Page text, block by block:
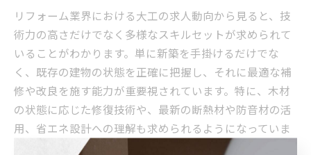
リフォーム業界における大工の求人動向から見ると、技
術力の高さだけでなく多様なスキルセットが求められて
いることがわかります。単に新築を手掛けるだけでな
く、既存の建物の状態を正確に把握し、それに最適な補
修や改良を施す能力が重要視されています。特に、木材
の状態に応じた修復技術や、最新の断熱材や防音材の活
用、省エネ設計への理解も求められるようになっていま
す。また、CADなどのデジタル技術を用いた図面作成能力